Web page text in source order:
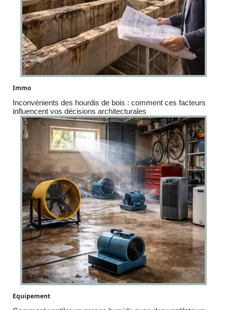
Immo
Inconvénients des hourdis de bois : comment ces facteurs
influencent vos décisions architecturales
Equipement